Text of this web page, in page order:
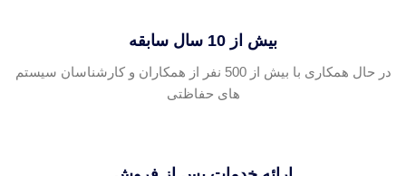
بیش از 10 سال سابقه
در حال همکاری با بیش از 500 نفر از همکاران و کارشناسان سیستم
های حفاظتی